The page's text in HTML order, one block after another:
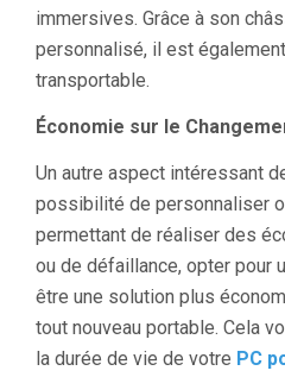
immersives. Grâce à son
personnalisé, il est
transportable.
Économie sur le
Un autre aspect intéressant
possibilité de personnaliser
permettant de réaliser des
ou de défaillance, opter pour
être une solution plus
tout nouveau portable. Cela
la durée de vie de votre PC